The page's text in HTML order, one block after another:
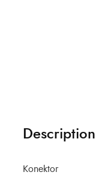
Description
Konektor